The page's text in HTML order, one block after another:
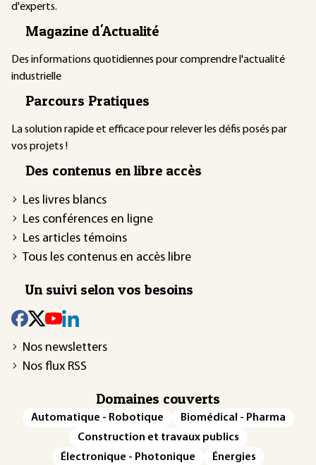
d'experts.
Magazine d'Actualité
Des informations quotidiennes pour comprendre l'actualité
industrielle
Parcours Pratiques
La solution rapide et efficace pour relever les défis posés par
vos projets !
Des contenus en libre accès
Les livres blancs
Les conférences en ligne
Les articles témoins
Tous les contenus en accès libre
Un suivi selon vos besoins
Nos newsletters
Nos flux RSS
Domaines couverts
Automatique - Robotique
Biomédical - Pharma
Construction et travaux publics
Électronique - Photonique
Énergies